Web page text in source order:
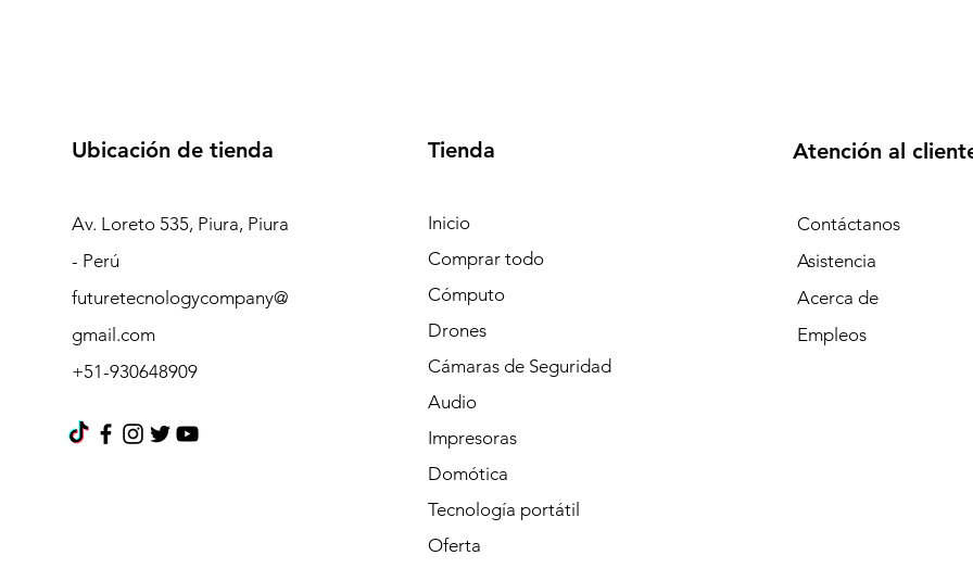
Ubicación de tienda
Av. Loreto 535, Piura, Piura
- Perú
futuretecnologycompany@
gmail.com
+51-930648909
Tienda
Inicio
Comprar todo
Cómputo
Drones
Cámaras de Seguridad
Audio
Impresoras
Domótica
Tecnología portátil
Oferta
Atención al
Contáctanos
Asistencia
Acerca de
Empleos